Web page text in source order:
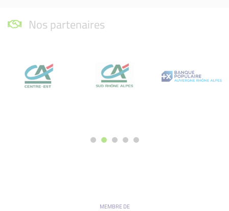
Nos partenaires
MEMBRE DE